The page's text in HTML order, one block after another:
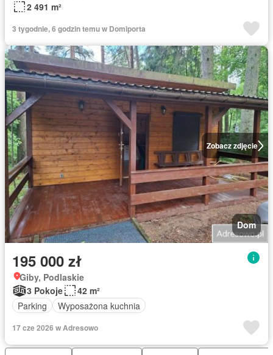
2 491 m²
3 tygodnie, 6 godzin temu w Domiporta
Zobacz zdjęcie
Dom
195 000 zł
Giby, Podlaskie
3 Pokoje
42 m²
Parking
Wyposażona kuchnia
17 cze 2026 w Adresowo